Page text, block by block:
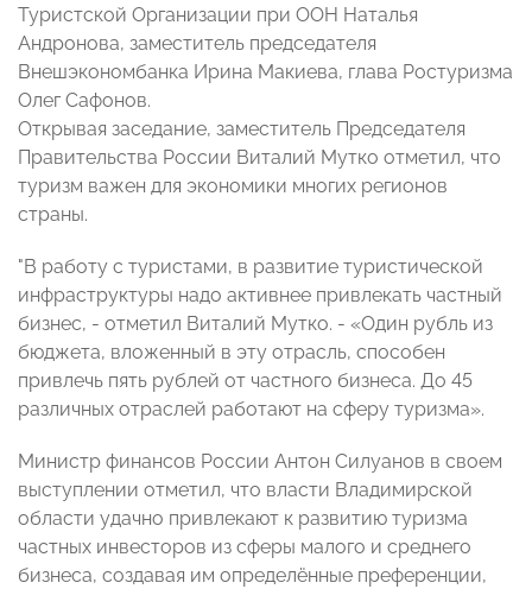
Туристской Организации при ООН Наталья
Андронова, заместитель председателя
Внешэкономбанка Ирина Макиева, глава Ростуризма
Олег Сафонов.
Открывая заседание, заместитель Председателя
Правительства России Виталий Мутко отметил, что
туризм важен для экономики многих регионов
страны.
"В работу с туристами, в развитие туристической
инфраструктуры надо активнее привлекать частный
бизнес, - отметил Виталий Мутко. - «Один рубль из
бюджета, вложенный в эту отрасль, способен
привлечь пять рублей от частного бизнеса. До 45
различных отраслей работают на сферу туризма».
Министр финансов России Антон Силуанов в своем
выступлении отметил, что власти Владимирской
области удачно привлекают к развитию туризма
частных инвесторов из сферы малого и среднего
бизнеса, создавая им определённые преференции,